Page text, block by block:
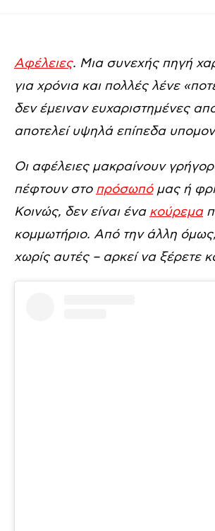
Αφέλειες. Μια συνεχής πηγή
για χρόνια και πολλές λένε
δεν έμειναν ευχαριστημένες
αποτελεί υψηλά επίπεδα
Οι αφέλειες μακραίνουν
πέφτουν στο πρόσωπόμας ή
Κοινώς, δεν είναι ένα κούρεμα
κομμωτήριο. Από την άλλη
χωρίς αυτές – αρκεί να ξέρετε